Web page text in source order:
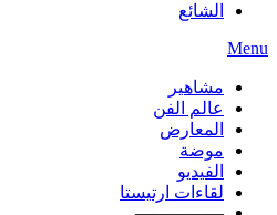
الشائع
Menu
مشاهير
عالم الفن
المعارض
موضة
الفيديو
لقاءات ارتيستا